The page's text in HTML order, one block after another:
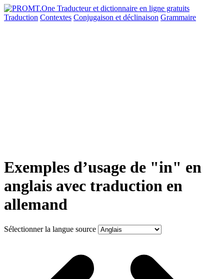
Traduction Contextes Conjugaison et déclinaison Grammaire
Exemples d’usage de "in" en
anglais avec traduction en
allemand
Sélectionner la langue source